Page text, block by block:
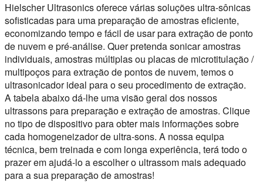
Hielscher Ultrasonics oferece várias soluções ultra-sônicas
sofisticadas para uma preparação de amostras eficiente,
economizando tempo e fácil de usar para extração de ponto
de nuvem e pré-análise. Quer pretenda sonicar amostras
individuais, amostras múltiplas ou placas de microtitulação /
multipoços para extração de pontos de nuvem, temos o
ultrasonicador ideal para o seu procedimento de extração.
A tabela abaixo dá-lhe uma visão geral dos nossos
ultrassons para preparação e extração de amostras. Clique
no tipo de dispositivo para obter mais informações sobre
cada homogeneizador de ultra-sons. A nossa equipa
técnica, bem treinada e com longa experiência, terá todo o
prazer em ajudá-lo a escolher o ultrassom mais adequado
para a sua preparação de amostras!